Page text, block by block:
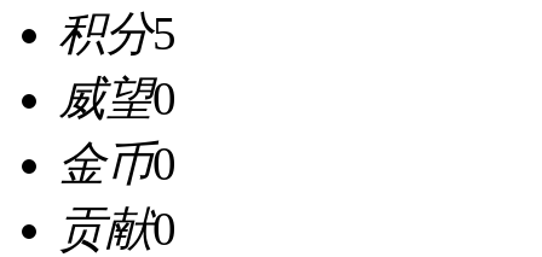
积分5
威望0
金币0
贡献0